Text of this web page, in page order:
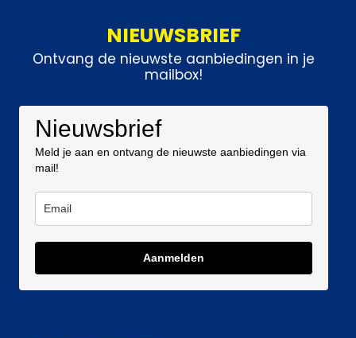
NIEUWSBRIEF
Ontvang de nieuwste aanbiedingen in je
mailbox!
Nieuwsbrief
Meld je aan en ontvang de nieuwste aanbiedingen via
mail!
Aanmelden